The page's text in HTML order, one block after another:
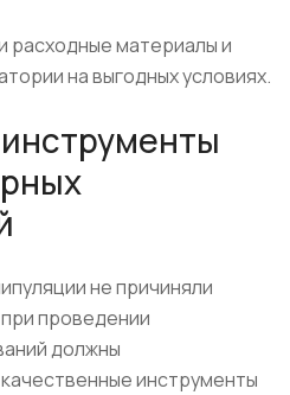
расходные материалы и
на выгодных условиях.
не причиняли
проведении
должны
инструменты